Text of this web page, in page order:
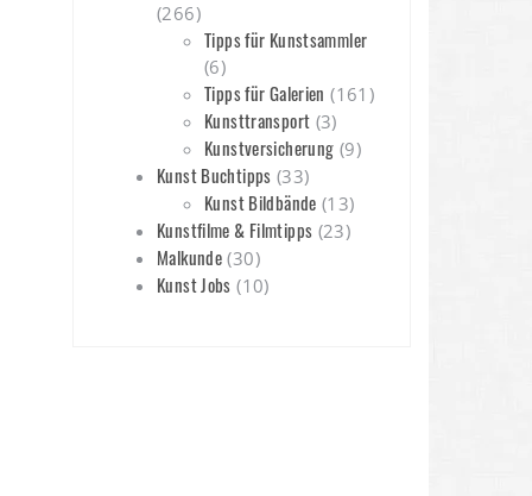
(266)
Tipps für Kunstsammler
(6)
Tipps für Galerien (161)
Kunsttransport (3)
Kunstversicherung (9)
Kunst Buchtipps (33)
Kunst Bildbände (13)
Kunstfilme & Filmtipps (23)
Malkunde (30)
Kunst Jobs (10)